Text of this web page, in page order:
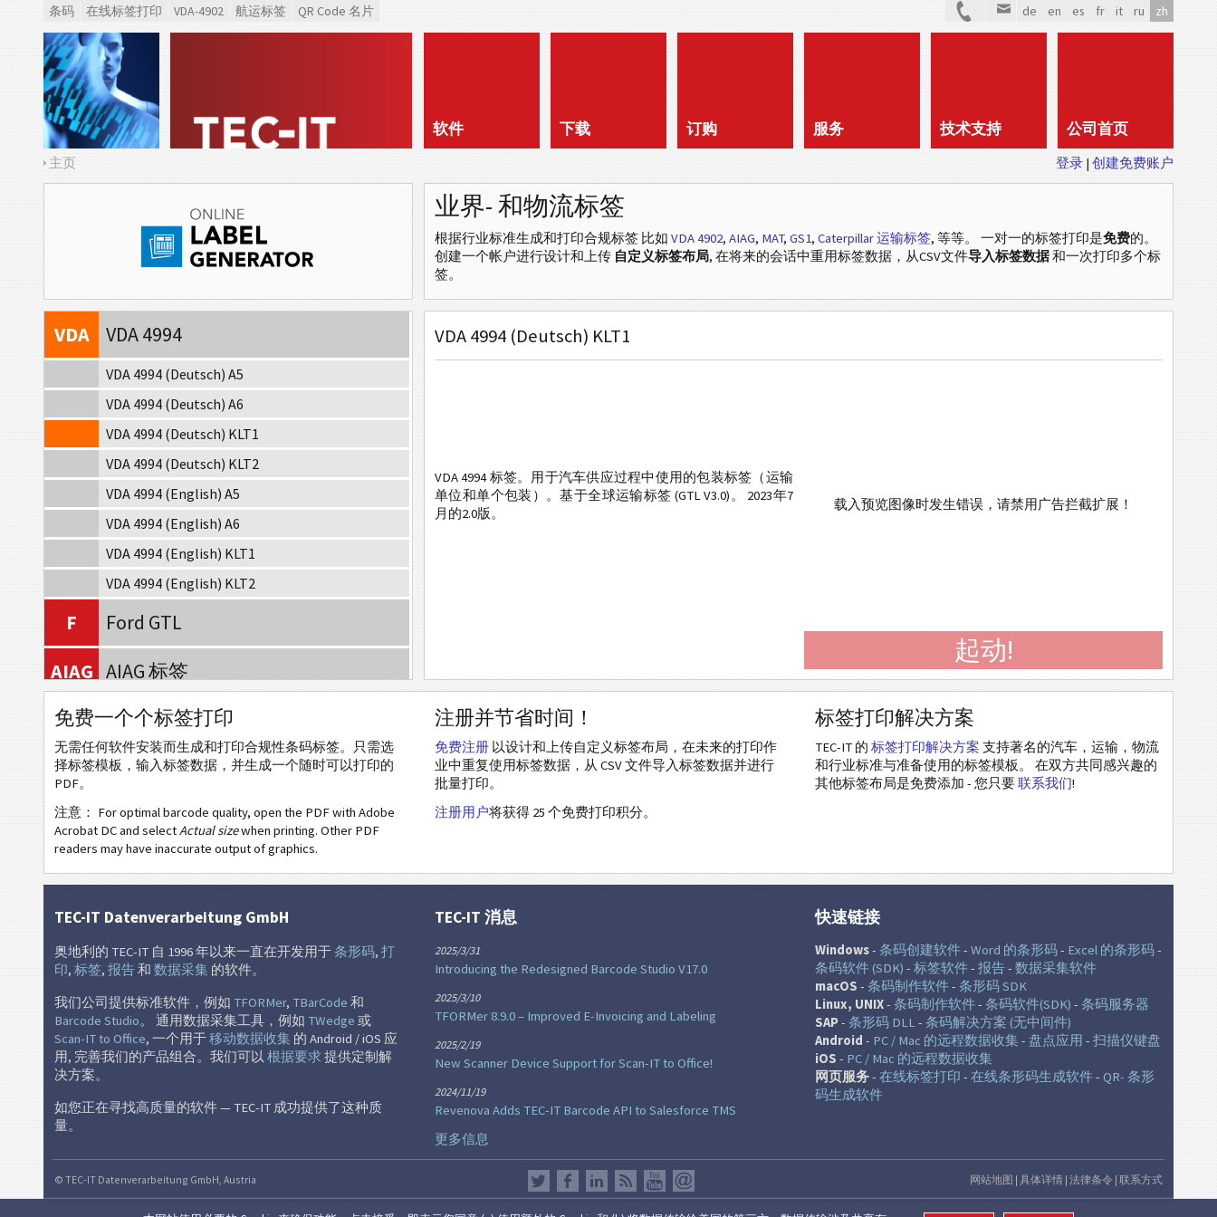
条码 在线标签打印 VDA-4902 航运标签 QR Code 名片 de en es fr it ru zh
软件 下载 订购 服务 技术支持 公司首页
主页 登录 创建免费账户
业界- 和物流标签
根据行业标准生成和打印合规标签 比如 VDA 4902, AIAG, MAT, GS1, Caterpillar 运输标签, 等等。 一对一的标签打印是免费的。
创建一个帐户进行设计和上传 自定义标签布局, 在将来的会话中重用标签数据，从CSV文件导入标签数据和一次打印多个标
签。
VDA 4902
VDA
VDA 4994
VDA 4994 (Deutsch) A5
VDA 4994 (Deutsch) A6
VDA 4994 (Deutsch) KLT1
VDA 4994 (Deutsch) KLT2
VDA 4994 (English) A5
VDA 4994 (English) A6
VDA 4994 (English) KLT1
VDA 4994 (English) KLT2
F
Ford GTL
AIAG AIAG 标签
A
Autoliv Labels
VW
Volkswagen GTL
GM
General Motors
CAT
Caterpillar
GS1
GS1 标签
O
Odette
G
Galia
B
BOSCH
MAT
MAT 标签
LTO
LTO 标签
库存标签
VDA 4994 (Deutsch) KLT1
VDA 4994 标签。用于汽车供应过程中使用的包装标签（运输
单位和单个包装）。基于全球运输标签 (GTL V3.0)。 2023年7
月的2.0版。
载入预览图像时发生错误，请禁用广告拦截扩展！
起动!
免费一个个标签打印
无需任何软件安装而生成和打印合规性条码标签。只需选
择标签模板，输入标签数据，并生成一个随时可以打印的
PDF。
注意： For optimal barcode quality, open the PDF with Adobe
Acrobat DC and selectActual sizewhen printing. Other PDF
readers may have inaccurate output of graphics.
注册并节省时间！
免费注册 以设计和上传自定义标签布局，在未来的打印作
业中重复使用标签数据，从 CSV 文件导入标签数据并进行
批量打印。
注册用户将获得 25 个免费打印积分。
标签打印解决方案
TEC-IT 的 标签打印解决方案 支持著名的汽车，运输，物流
和行业标准与准备使用的标签模板。 在双方共同感兴趣的
其他标签布局是免费添加 - 您只要联系我们!
TEC-IT Datenverarbeitung GmbH
奥地利的 TEC-IT 自 1996 年以来一直在开发用于条形码, 打
印, 标签, 报告和 数据采集 的软件。
我们公司提供标准软件，例如 TFORMer, TBarCode 和
Barcode Studio。 通用数据采集工具，例如 TWedge 或
Scan-IT to Office, 一个用于移动数据收集 的 Android / iOS 应
用, 完善我们的产品组合。我们可以 根据要求 提供定制解
决方案。
如您正在寻找高质量的软件 — TEC-IT 成功提供了这种质
量。
TEC-IT 消息
2025/3/31
Introducing the Redesigned Barcode Studio V17.0
2025/3/10
TFORMer 8.9.0 – Improved E-Invoicing and Labeling
2025/2/19
New Scanner Device Support for Scan-IT to Office!
2024/11/19
Revenova Adds TEC-IT Barcode API to Salesforce TMS
更多信息
快速链接
Windows- 条码创建软件- Word 的条形码- Excel 的条形码-
条码软件 (SDK) - 标签软件- 报告- 数据采集软件
macOS - 条码制作软件- 条形码 SDK
Linux, UNIX- 条码制作软件- 条码软件(SDK) - 条码服务器
SAP- 条形码 DLL- 条码解决方案 (无中间件)
Android - PC / Mac 的远程数据收集- 盘点应用 - 扫描仪键盘
iOS - PC / Mac 的远程数据收集
网页服务- 在线标签打印 - 在线条形码生成软件- QR- 条形
码生成软件
© TEC-IT Datenverarbeitung GmbH, Austria 网站地图 | 具体详情| 法律条令 | 联系方式